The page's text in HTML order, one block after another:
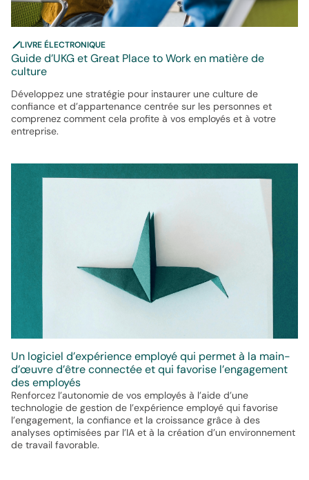
LIVRE ÉLECTRONIQUE
Guide d’UKG et Great Place to Work en matière de
culture
Développez une stratégie pour instaurer une culture de
confiance et d’appartenance centrée sur les personnes et
comprenez comment cela profite à vos employés et à votre
entreprise.
Un logiciel d’expérience employé qui permet à la main-
d’œuvre d’être connectée et qui favorise l’engagement
des employés
Renforcez l’autonomie de vos employés à l’aide d’une
technologie de gestion de l’expérience employé qui favorise
l’engagement, la confiance et la croissance grâce à des
analyses optimisées par l’IA et à la création d’un environnement
de travail favorable.